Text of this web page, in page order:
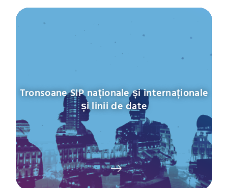
Tronsoane SIP naționale și internaționale
și linii de date